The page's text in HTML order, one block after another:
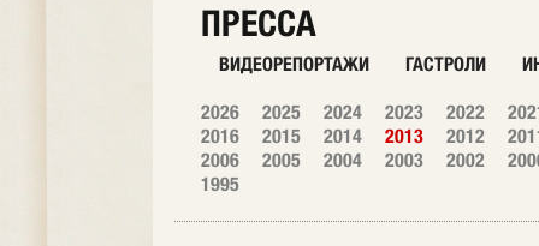
ПРЕССА
ВИДЕОРЕПОРТАЖИ ГАСТРОЛИ
2026 2025 2024 2023 2022
2016
2015 2014 2013 2012
2006
2005 2004 2003 2002
1995